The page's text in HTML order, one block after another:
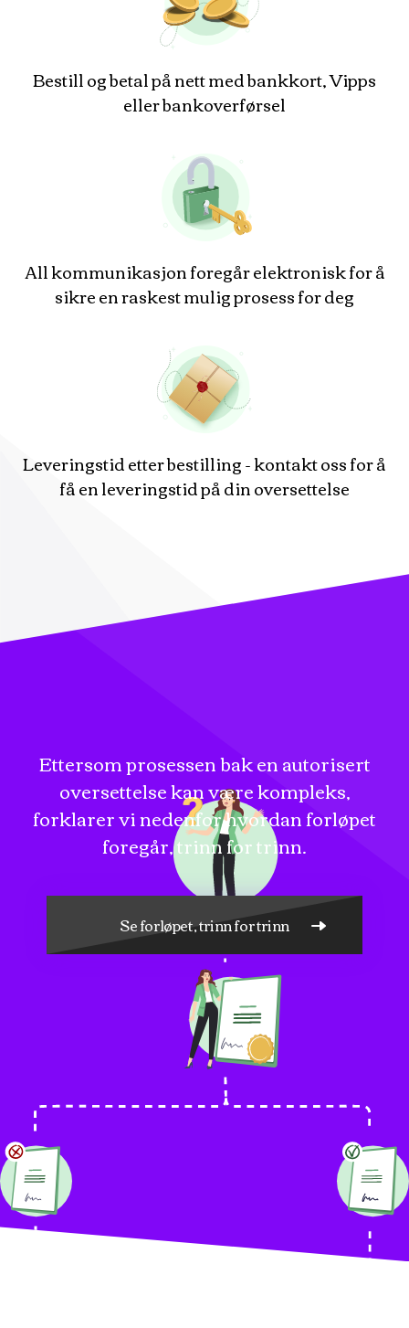
Bestill og betal på nett med bankkort, Vipps
eller bankoverførsel
All kommunikasjon foregår elektronisk for å
sikre en raskest mulig prosess for deg
Leveringstid etter bestilling - kontakt oss for å
få en leveringstid på din oversettelse
Ettersom prosessen bak en autorisert
oversettelse kan være kompleks,
forklarer vi nedenfor hvordan forløpet
foregår, trinn for trinn.
Se forløpet, trinn for trinn